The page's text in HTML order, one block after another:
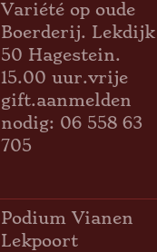
Variété op oude
Boerderij. Lekdijk
50 Hagestein.
15.00 uur.vrije
gift.aanmelden
nodig: 06 558 63
705
Podium Vianen
Lekpoort